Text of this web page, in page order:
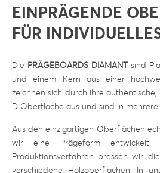
EINPRÄGENDE
FÜR
Die PRÄGEBOARDS DIAMANT sind
und einem Kern aus einer
zeichnen sich durch ihre
D Oberfläche aus und sind in
Aus den einzigartigen Oberflächen
wir eine Prägeform entwickelt.
Produktionsverfahren pressen wir
verschiedene Holzoberflächen. In